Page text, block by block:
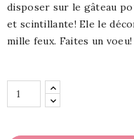
disposer sur le gâteau
et scintillante! Ele le
mille feux. Faites un voeu!